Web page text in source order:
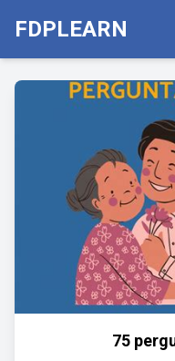
FDPLEARN
75